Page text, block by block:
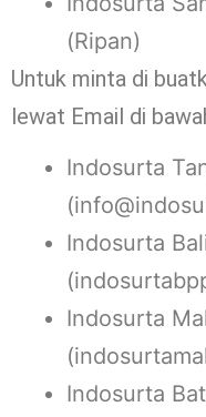
(Ripan)
Untuk minta di
lewat Email di
Indosurta
Indosurta
Indosurta
Indosurta